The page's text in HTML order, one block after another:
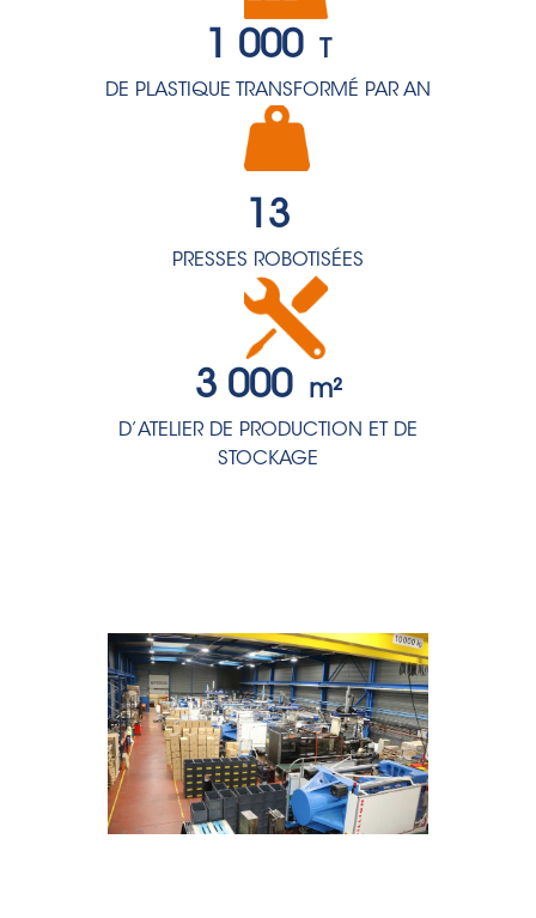
1 000 T
DE PLASTIQUE TRANSFORMÉ PAR AN
13
PRESSES ROBOTISÉES
3 000 m²
D’ATELIER DE PRODUCTION ET DE
STOCKAGE